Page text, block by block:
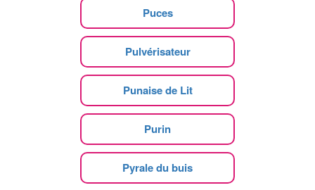
Puces
Pulvérisateur
Punaise de Lit
Purin
Pyrale du buis